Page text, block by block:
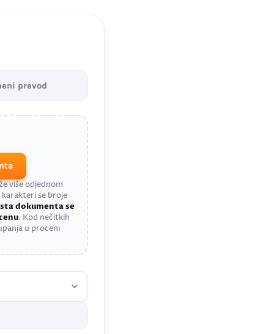
prevod
više odjednom
se broje
dokumenta se
. Kod nečitkih
u proceni